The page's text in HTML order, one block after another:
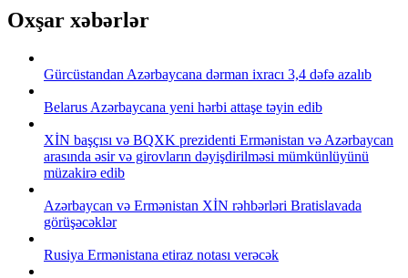
Oxşar xəbərlər
Gürcüstandan Azərbaycana dərman ixracı 3,4 dəfə azalıb
Belarus Azərbaycana yeni hərbi attaşe təyin edib
XİN başçısı və BQXK prezidenti Ermənistan və Azərbaycan
arasında əsir və girovların dəyişdirilməsi mümkünlüyünü
müzakirə edib
Azərbaycan və Ermənistan XİN rəhbərləri Bratislavada
görüşəcəklər
Rusiya Ermənistana etiraz notası verəcək